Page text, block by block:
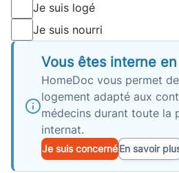
Je suis logé
Je suis nourri
Vous êtes interne
HomeDoc vous permet
logement adapté aux
médecins durant toute la
internat.
Je suis concernéEn savoir